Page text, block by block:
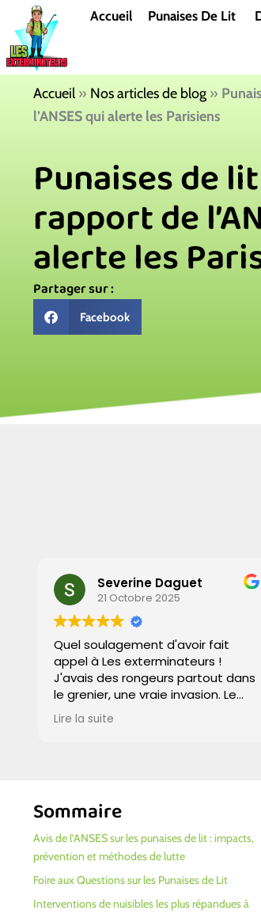
contenu
Accueil Punaises De Lit
Accueil » Nos articles de blog »
l’ANSES qui alerte les Parisiens
Punaises de
rapport de
alerte les
Partager sur :
Facebook
Severine Daguet
21 Octobre 2025
Quel soulagement d'avoir fait
appel à Les exterminateurs !
J'avais des rongeurs partout dans
le grenier, une vraie invasion. Le
technicien a pris tout son temps
pour m'expliquer la situation,
dormir tranquille maintenant, c'est
recommande, c'est sûr et certain !
Lire la suite
Sommaire
Avis de l’ANSES sur les punaises de lit : impacts,
prévention et méthodes de lutte
Foire aux Questions sur les Punaises de Lit
Interventions de nuisibles les plus répandues à